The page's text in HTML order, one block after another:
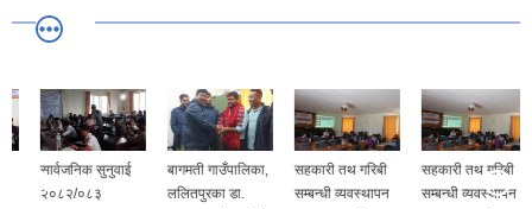
सार्वजनिक सुनुवाई
२०८२/०८३
बागमती गाउँपालिका,
ललितपुरका डा.
सहकारी तथ गरिबी
सम्बन्धी व्यवस्थापन
सहकारी तथ गरिबी
सम्बन्धी व्यवस्थापन